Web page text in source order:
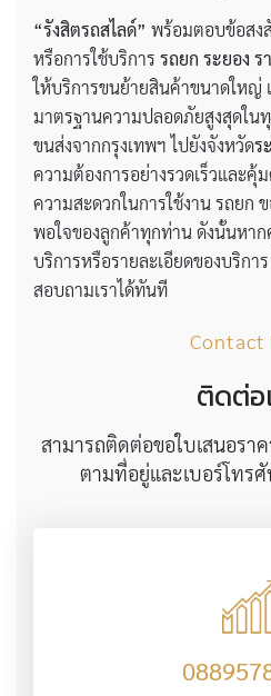
“รังสิตรถสไลด์” พร้อมตอบข้อสง
หรือการใช้บริการ รถยก ระยอง ร
ให้บริการขนย้ายสินค้าขนาดใหญ่
มาตรฐานความปลอดภัยสูงสุดใน
ขนส่งจากกรุงเทพฯ ไปยังจังหวัดร
ความต้องการอย่างรวดเร็วและคุ้
ความสะดวกในการใช้งาน รถยก
พอใจของลูกค้าทุกท่าน ดังนั้นหา
บริการหรือรายละเอียดของบริกา
สอบถามเราได้ทันที
Contact
ติดต่อ
สามารถติดต่อขอใบเสนอรา
ตามที่อยู่และเบอร์โทร